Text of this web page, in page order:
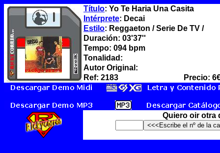
Título: Yo Te Haria Una Casita
Intérprete: Decai
Estilo: Reggaeton / Serie De TV /
Duración: 03'37''
Tempo: 094 bpm
Tonalidad:
Autor Original:
Ref: 2183
Precio:
Quiero oir otra